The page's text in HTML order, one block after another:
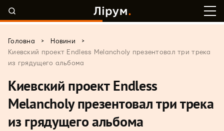
Головна > Новини
>
Киевский проект Endless Melancholy презентовал три трека
из грядущего альбома
Киевский проект Endless
Melancholy презентовал три трека
из грядущего альбома